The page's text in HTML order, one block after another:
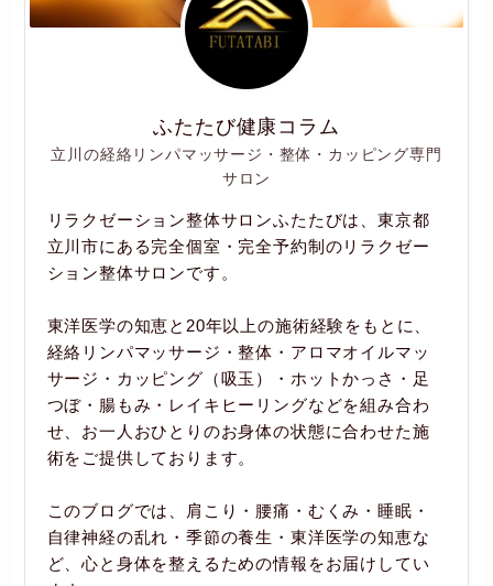
ふたたび健康コラム
立川の経絡リンパマッサージ・整体・カッピング専門
サロン
リラクゼーション整体サロンふたたびは、東京都
立川市にある完全個室・完全予約制のリラクゼー
ション整体サロンです。
東洋医学の知恵と20年以上の施術経験をもとに、
経絡リンパマッサージ・整体・アロマオイルマッ
サージ・カッピング（吸玉）・ホットかっさ・足
つぼ・腸もみ・レイキヒーリングなどを組み合わ
せ、お一人おひとりのお身体の状態に合わせた施
術をご提供しております。
このブログでは、肩こり・腰痛・むくみ・睡眠・
自律神経の乱れ・季節の養生・東洋医学の知恵な
ど、心と身体を整えるための情報をお届けしてい